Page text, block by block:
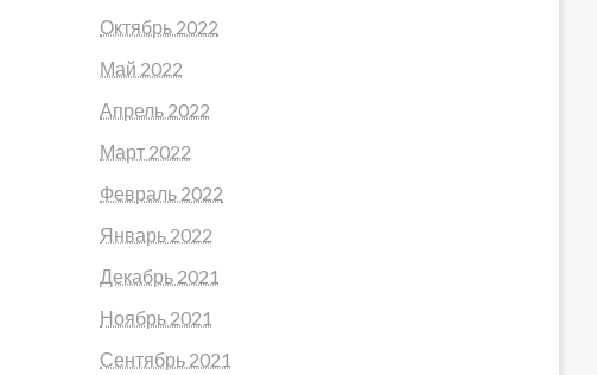
Октябрь 2022
Май 2022
Апрель 2022
Март 2022
Февраль 2022
Январь 2022
Декабрь 2021
Ноябрь 2021
Сентябрь 2021